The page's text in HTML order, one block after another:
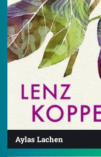
Aylas Lachen